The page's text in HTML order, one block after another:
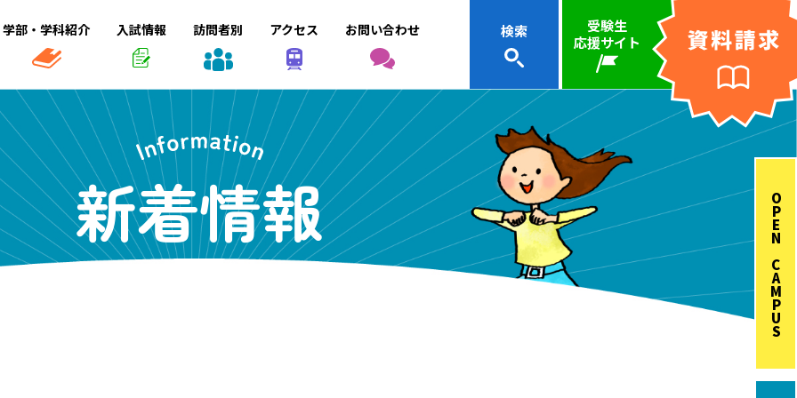
学部・学科紹介 入試情報 訪問者別 アクセス お問い合わせ 検索
受験生
応援サイト
OPEN CAMPUS
新着情報